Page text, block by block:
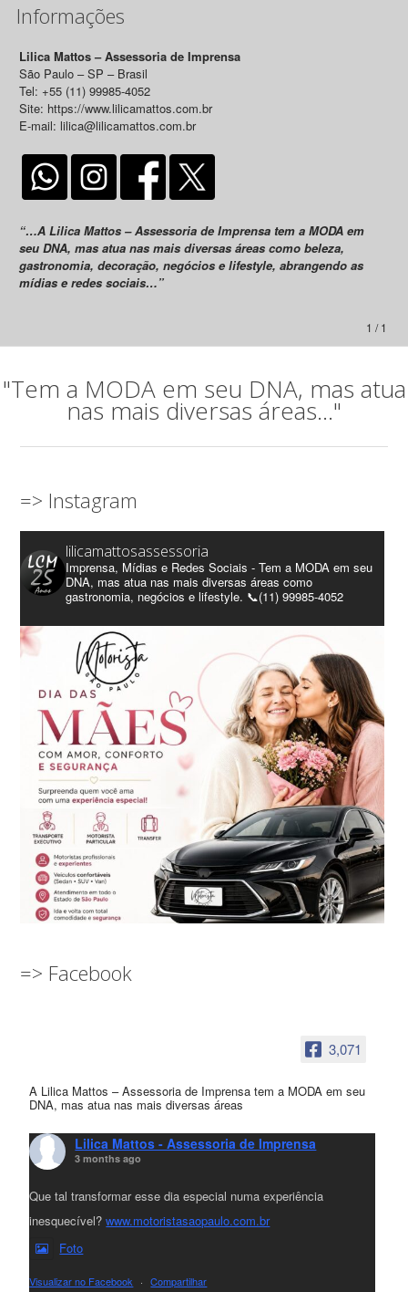
Informações
Lilica Mattos – Assessoria de Imprensa
São Paulo – SP – Brasil
Tel: +55 (11) 99985-4052
Site: https://www.lilicamattos.com.br
E-mail: lilica@lilicamattos.com.br
“…A Lilica Mattos – Assessoria de Imprensa tem a MODA em
seu DNA, mas atua nas mais diversas áreas como beleza,
gastronomia, decoração, negócios e lifestyle, abrangendo as
mídias e redes sociais…”
1 / 1
"Tem a MODA em seu DNA, mas atua
nas mais diversas áreas..."
=> Instagram
lilicamattosassessoria
Imprensa, Mídias e Redes Sociais - Tem a MODA em seu
DNA, mas atua nas mais diversas áreas como
gastronomia, negócios e lifestyle. 📞(11) 99985-4052
=> Facebook
3,071
A Lilica Mattos – Assessoria de Imprensa tem a MODA em seu
DNA, mas atua nas mais diversas áreas
Lilica Mattos - Assessoria de Imprensa
3 months ago
Que tal transformar esse dia especial numa experiência
inesquecível?www.motoristasaopaulo.com.br
Foto
Visualizar no Facebook · Compartilhar